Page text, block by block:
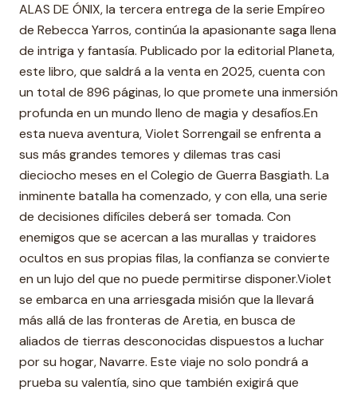
ALAS DE ÓNIX, la tercera entrega de la serie Empíreo
de Rebecca Yarros, continúa la apasionante saga llena
de intriga y fantasía. Publicado por la editorial Planeta,
este libro, que saldrá a la venta en 2025, cuenta con
un total de 896 páginas, lo que promete una inmersión
profunda en un mundo lleno de magia y desafíos.En
esta nueva aventura, Violet Sorrengail se enfrenta a
sus más grandes temores y dilemas tras casi
dieciocho meses en el Colegio de Guerra Basgiath. La
inminente batalla ha comenzado, y con ella, una serie
de decisiones difíciles deberá ser tomada. Con
enemigos que se acercan a las murallas y traidores
ocultos en sus propias filas, la confianza se convierte
en un lujo del que no puede permitirse disponer.Violet
se embarca en una arriesgada misión que la llevará
más allá de las fronteras de Aretia, en busca de
aliados de tierras desconocidas dispuestos a luchar
por su hogar, Navarre. Este viaje no solo pondrá a
prueba su valentía, sino que también exigirá que